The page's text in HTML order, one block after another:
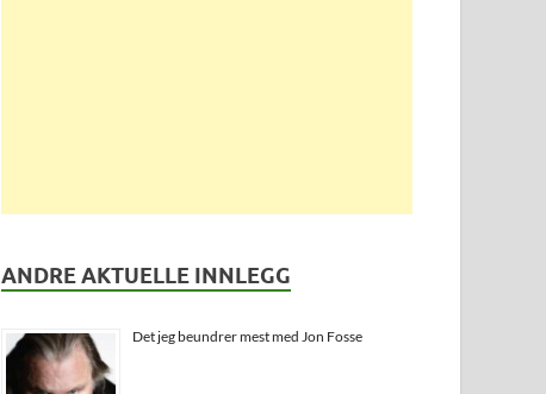
ANDRE AKTUELLE INNLEGG
Det jeg beundrer mest med Jon Fosse